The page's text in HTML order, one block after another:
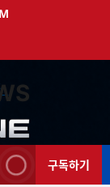
구독하기